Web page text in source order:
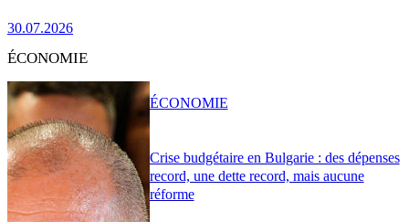
30.07.2026
ÉCONOMIE
Crise budgétaire en Bulgarie : des dépenses
record, une dette record, mais aucune
réforme
ÉCONOMIE